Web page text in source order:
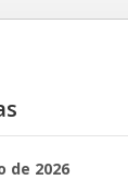
de 2026